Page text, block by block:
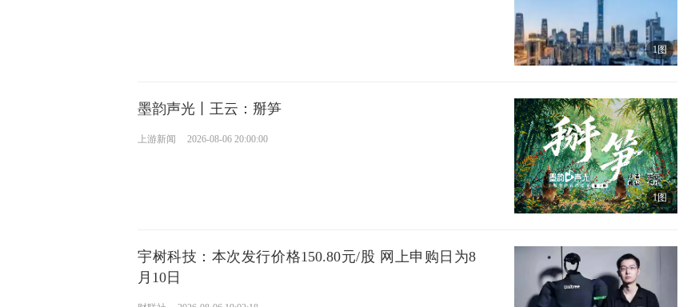
1图
墨韵声光丨王云：掰笋
上游新闻 2026-08-06 20:00:00
1图
宇树科技：本次发行价格150.80元/股 网上申购日为8
月10日